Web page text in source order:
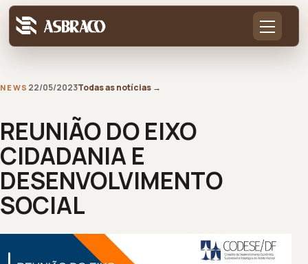
NEWS 22/05/2023Todas as notícias →
REUNIÃO DO EIXO
CIDADANIA E
DESENVOLVIMENTO
SOCIAL